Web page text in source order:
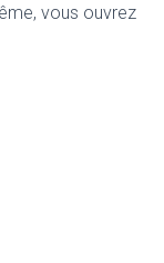
vous ouvrez